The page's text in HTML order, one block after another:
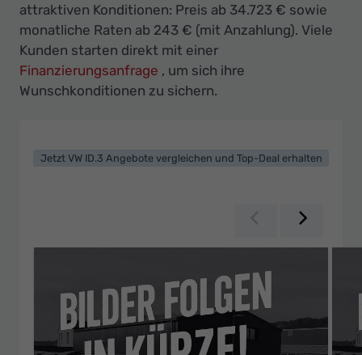
attraktiven Konditionen: Preis ab 34.723 € sowie
monatliche Raten ab 243 € (mit Anzahlung). Viele
Kunden starten direkt mit einer
Finanzierungsanfrage , um sich ihre
Wunschkonditionen zu sichern.
Jetzt VW ID.3 Angebote vergleichen und Top-Deal erhalten
Zurück